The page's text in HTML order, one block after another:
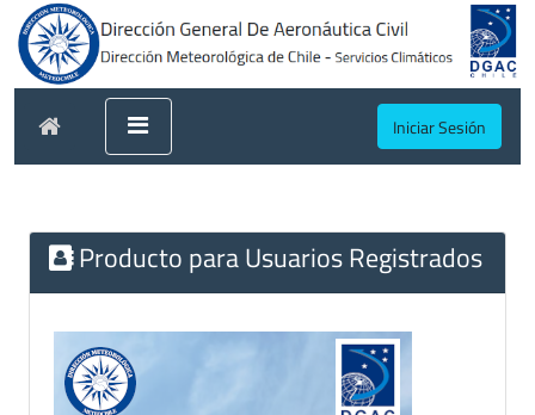
Iniciar Sesión
Producto para Usuarios Registrados